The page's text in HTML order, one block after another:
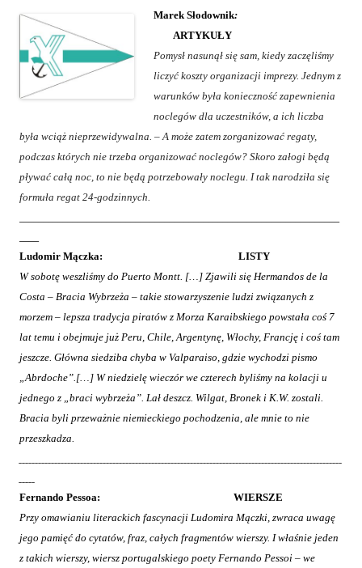
Marek Słodownik:
ARTYKUŁY
Pomysł nasunął się sam, kiedy zaczęliśmy
liczyć koszty organizacji imprezy. Jednym z
warunków była konieczność zapewnienia
noclegów dla uczestników, a ich liczba
była wciąż nieprzewidywalna. – A może zatem zorganizować regaty,
podczas których nie trzeba organizować noclegów? Skoro załogi będą
pływać całą noc, to nie będą potrzebowały noclegu. I tak narodziła się
formuła regat 24-godzinnych.
Ludomir Mączka:
LISTY
W sobotę weszliśmy do Puerto Montt. […] Zjawili się Hermandos de la
Costa – Bracia Wybrzeża – takie stowarzyszenie ludzi związanych z
morzem – lepsza tradycja piratów z Morza Karaibskiego powstała coś 7
lat temu i obejmuje już Peru, Chile, Argentynę, Włochy, Francję i coś tam
jeszcze. Główna siedziba chyba w Valparaiso, gdzie wychodzi pismo
„Abrdoche”.[…] W niedzielę wieczór we czterech byliśmy na kolacji u
jednego z „braci wybrzeża”. Lał deszcz. Wilgat, Bronek i K.W. zostali.
Bracia byli przeważnie niemieckiego pochodzenia, ale mnie to nie
przeszkadza.
Fernando Pessoa:
WIERSZE
Przy omawianiu literackich fascynacji Ludomira Mączki, zwraca uwagę
jego pamięć do cytatów, fraz, całych fragmentów wierszy. I właśnie jeden
z takich wierszy, wiersz portugalskiego poety Fernando Pessoi – we